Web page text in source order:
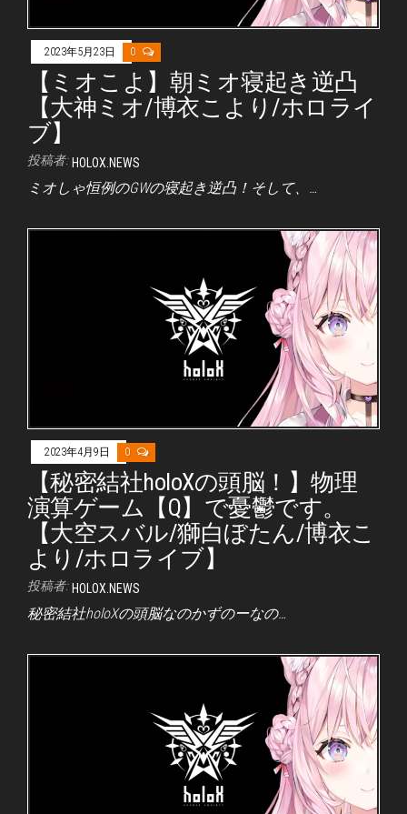
2023年5月23日 0
【ミオこよ】朝ミオ寝起き逆凸
【大神ミオ/博衣こより/ホロライ
ブ】
投稿者: HOLOX.NEWS
ミオしゃ恒例のGWの寝起き逆凸！そして、…
2023年4月9日 0
【秘密結社holoXの頭脳！】物理
演算ゲーム【Q】で憂鬱です。
【大空スバル/獅白ぼたん/博衣こ
より/ホロライブ】
投稿者: HOLOX.NEWS
秘密結社holoXの頭脳なのかずのーなの…